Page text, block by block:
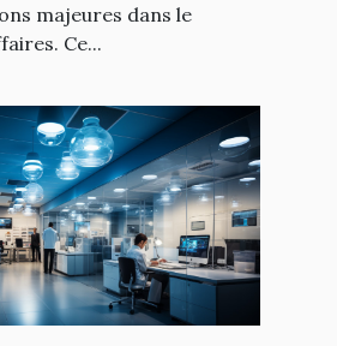
majeures dans le
Ce...